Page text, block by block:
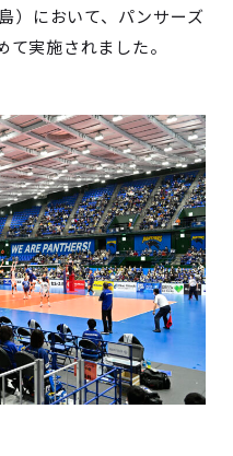
において、パンサーズ
実施されました。